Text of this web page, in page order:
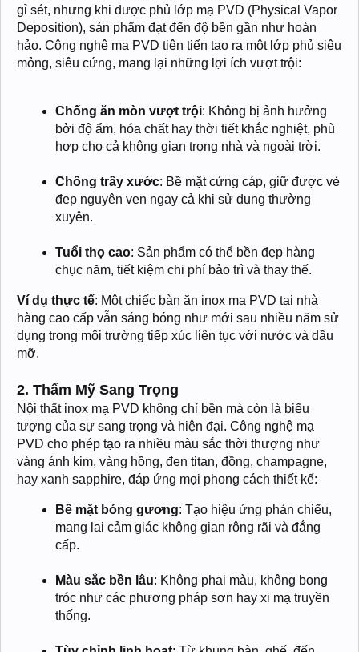
gỉ sét, nhưng khi được phủ lớp mạ PVD (Physical Vapor
Deposition), sản phẩm đạt đến độ bền gần như hoàn
hảo. Công nghệ mạ PVD tiên tiến tạo ra một lớp phủ siêu
mỏng, siêu cứng, mang lại những lợi ích vượt trội:
Chống ăn mòn vượt trội: Không bị ảnh hưởng
bởi độ ẩm, hóa chất hay thời tiết khắc nghiệt, phù
hợp cho cả không gian trong nhà và ngoài trời.
Chống trầy xước: Bề mặt cứng cáp, giữ được vẻ
đẹp nguyên vẹn ngay cả khi sử dụng thường
xuyên.
Tuổi thọ cao: Sản phẩm có thể bền đẹp hàng
chục năm, tiết kiệm chi phí bảo trì và thay thế.
Ví dụ thực tế: Một chiếc bàn ăn inox mạ PVD tại nhà
hàng cao cấp vẫn sáng bóng như mới sau nhiều năm sử
dụng trong môi trường tiếp xúc liên tục với nước và dầu
mỡ.
2. Thẩm Mỹ Sang Trọng
Nội thất inox mạ PVD không chỉ bền mà còn là biểu
tượng của sự sang trọng và hiện đại. Công nghệ mạ
PVD cho phép tạo ra nhiều màu sắc thời thượng như
vàng ánh kim, vàng hồng, đen titan, đồng, champagne,
hay xanh sapphire, đáp ứng mọi phong cách thiết kế:
Bề mặt bóng gương: Tạo hiệu ứng phản chiếu,
mang lại cảm giác không gian rộng rãi và đẳng
cấp.
Màu sắc bền lâu: Không phai màu, không bong
tróc như các phương pháp sơn hay xi mạ truyền
thống.